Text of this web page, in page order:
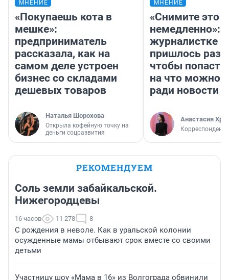
МНЕНИЕ
«Покупаешь кота в
мешке»:
предприниматель
рассказала, как на
самом деле устроен
бизнес со складами
дешевых товаров
Наталья Шорохова
Открыла кофейную точку на
деньги соцразвития
МНЕНИЕ
«Снимите это
немедленно»:
журналистке
пришлось
чтобы попасть
на что можно
ради новости
Анастасия
Корреспондент
РЕКОМЕНДУЕМ
Соль земли забайкальской.
Нижегородцевы
16 часов 11 278 8
С рождения в неволе. Как в уральской колонии
осужденные мамы отбывают срок вместе со своими
детьми
Участницу шоу «Мама в 16» из Волгограда обвинили